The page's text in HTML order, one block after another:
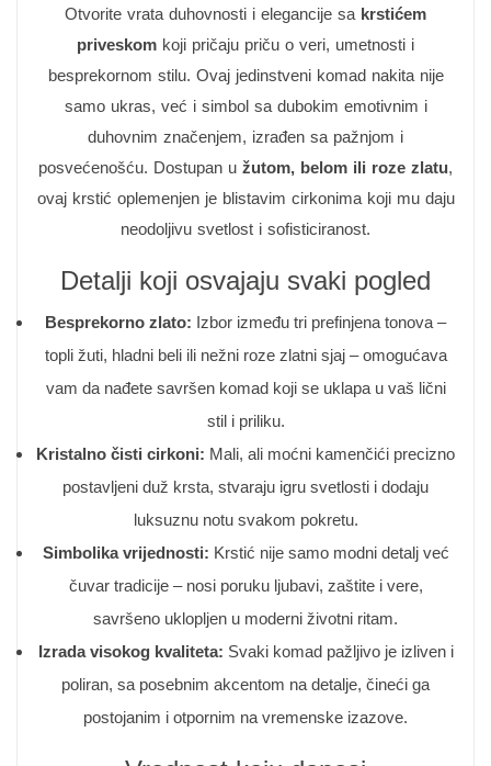
Otvorite vrata duhovnosti i elegancije sa krstićem
priveskom koji pričaju priču o veri, umetnosti i
besprekornom stilu. Ovaj jedinstveni komad nakita nije
samo ukras, već i simbol sa dubokim emotivnim i
duhovnim značenjem, izrađen sa pažnjom i
posvećenošću. Dostupan u žutom, belom ili roze zlatu,
ovaj krstić oplemenjen je blistavim cirkonima koji mu daju
neodoljivu svetlost i sofisticiranost.
Detalji koji osvajaju svaki pogled
Besprekorno zlato: Izbor između tri prefinjena tonova –
topli žuti, hladni beli ili nežni roze zlatni sjaj – omogućava
vam da nađete savršen komad koji se uklapa u vaš lični
stil i priliku.
Kristalno čisti cirkoni: Mali, ali moćni kamenčići precizno
postavljeni duž krsta, stvaraju igru svetlosti i dodaju
luksuznu notu svakom pokretu.
Simbolika vrijednosti: Krstić nije samo modni detalj već
čuvar tradicije – nosi poruku ljubavi, zaštite i vere,
savršeno uklopljen u moderni životni ritam.
Izrada visokog kvaliteta: Svaki komad pažljivo je izliven i
poliran, sa posebnim akcentom na detalje, čineći ga
postojanim i otpornim na vremenske izazove.